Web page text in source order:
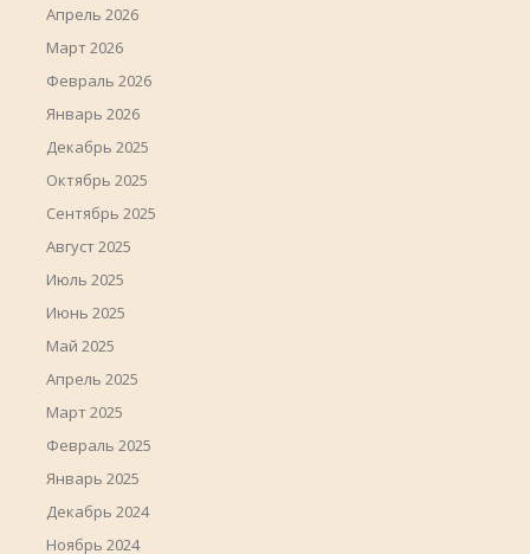
Апрель 2026
Март 2026
Февраль 2026
Январь 2026
Декабрь 2025
Октябрь 2025
Сентябрь 2025
Август 2025
Июль 2025
Июнь 2025
Май 2025
Апрель 2025
Март 2025
Февраль 2025
Январь 2025
Декабрь 2024
Ноябрь 2024